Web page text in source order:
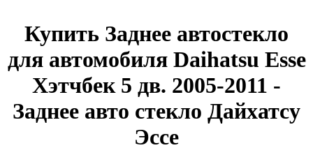
Купить Заднее автостекло
для автомобиля Daihatsu Esse
Хэтчбек 5 дв. 2005-2011 -
Заднее авто стекло Дайхатсу
Эссе